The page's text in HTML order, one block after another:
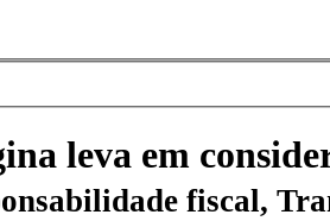
leva em
fiscal,